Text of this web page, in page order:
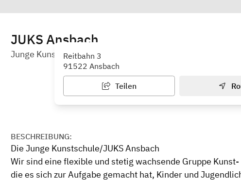
JUKS Ansbach
Junge Kunstschule Ansbach
Reitbahn 3
91522 Ansbach
Teilen
BESCHREIBUNG:
Die Junge Kunstschule/JUKS Ansbach
Wir sind eine flexible und stetig wachsende Gruppe
die es sich zur Aufgabe gemacht hat, Kinder und